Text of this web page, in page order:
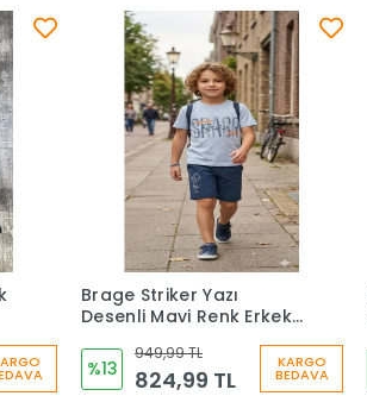
Brage Striker Yazı
Desenli Mavi Renk Erkek
%13
949,99 TL
824,99 TL
KARGO
BEDAVA